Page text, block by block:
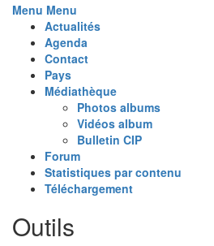
Menu Menu
Actualités
Agenda
Contact
Pays
Médiathèque
Photos albums
Vidéos album
Bulletin CIP
Forum
Statistiques par contenu
Téléchargement
Outils